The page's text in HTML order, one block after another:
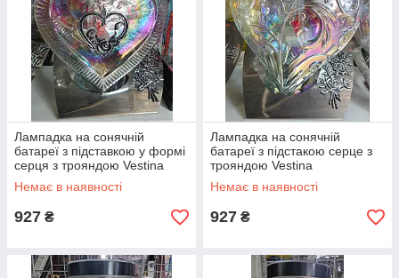
Лампадка на сонячній
батареї з підставкою у формі
серця з трояндою Vestina
Немає в наявності
927 ₴
Лампадка на сонячній
батареї з підстакою серце з
трояндою Vestina
Немає в наявності
927 ₴